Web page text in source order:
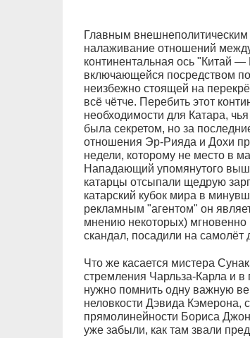
Главным внешнеполитическим
налаживание отношений
континентальная ось "Китай
включающейся посредством
неизбежно стоящей на
всё чётче. Перебить этот
необходимости для Катара,
была секретом, но за
отношения Эр-Рияда и Дохи
недели, которому не место в
Нападающий упомянутого
катарцы отсыпали щедрую
катарский кубок мира в
рекламным "агентом" он
мнению некоторых) мгновенно
скандал, посадили на
Что же касается мистера
стремления Чарльза-Карла и в
нужно помнить одну важную
неловкости Дэвида Кэмерона,
прямолинейности Бориса
уже забыли, как там звали